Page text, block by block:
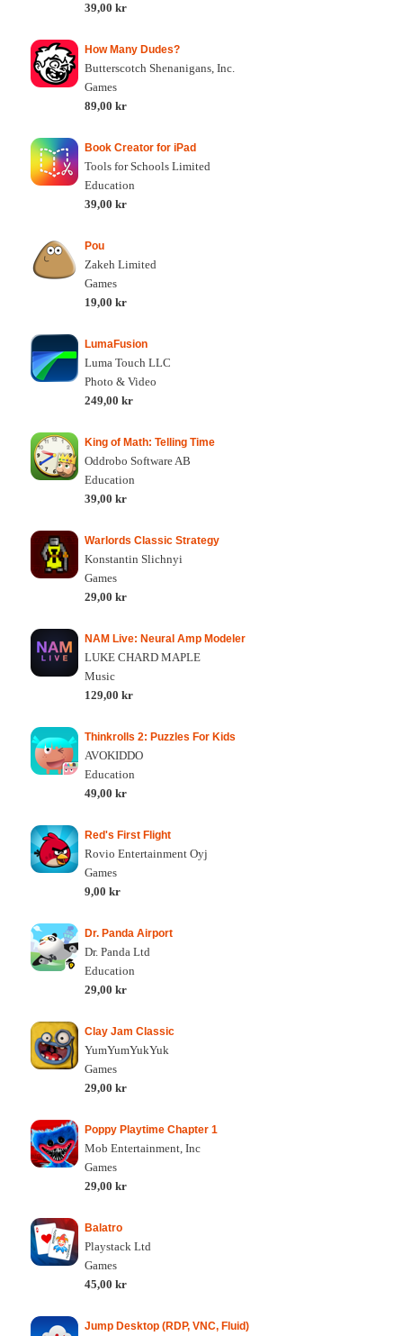
39,00 kr
How Many Dudes?
Butterscotch Shenanigans, Inc.
Games
89,00 kr
Book Creator for iPad
Tools for Schools Limited
Education
39,00 kr
Pou
Zakeh Limited
Games
19,00 kr
LumaFusion
Luma Touch LLC
Photo & Video
249,00 kr
King of Math: Telling Time
Oddrobo Software AB
Education
39,00 kr
Warlords Classic Strategy
Konstantin Slichnyi
Games
29,00 kr
NAM Live: Neural Amp Modeler
LUKE CHARD MAPLE
Music
129,00 kr
Thinkrolls 2: Puzzles For Kids
AVOKIDDO
Education
49,00 kr
Red's First Flight
Rovio Entertainment Oyj
Games
9,00 kr
Dr. Panda Airport
Dr. Panda Ltd
Education
29,00 kr
Clay Jam Classic
YumYumYukYuk
Games
29,00 kr
Poppy Playtime Chapter 1
Mob Entertainment, Inc
Games
29,00 kr
Balatro
Playstack Ltd
Games
45,00 kr
Jump Desktop (RDP, VNC, Fluid)